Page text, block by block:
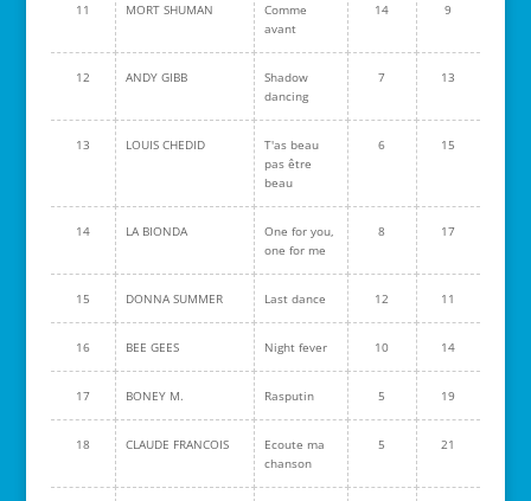
11 MORT SHUMAN
Comme
avant
14 9
12 ANDY GIBB
Shadow
dancing
7 13
13 LOUIS CHEDID
T'as beau
pas être
beau
6 15
14 LA BIONDA
One for you,
one for me
8 17
15 DONNA SUMMER Last dance 12 11
16 BEE GEES Night fever 10 14
17 BONEY M. Rasputin 5 19
18 CLAUDE FRANCOIS
Ecoute ma
chanson
5 21